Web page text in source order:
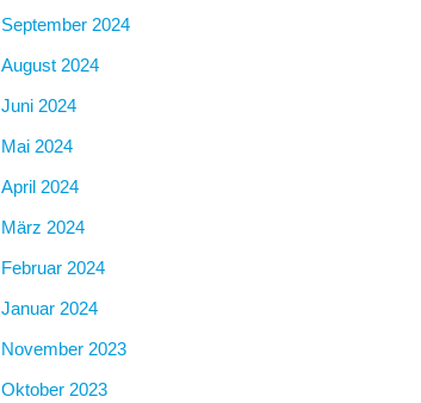
September 2024
August 2024
Juni 2024
Mai 2024
April 2024
März 2024
Februar 2024
Januar 2024
November 2023
Oktober 2023